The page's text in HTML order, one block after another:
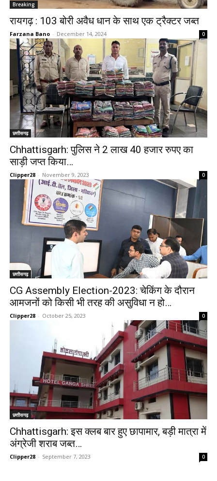
Breaking
रायगढ़ : 103 बोरी अवैध धान के साथ एक ट्रैक्टर जब्त
Farzana Bano - December 14, 2024 0
छत्तीसगढ़
Chhattisgarh: पुलिस ने 2 लाख 40 हजार रुपए का
साड़ी जप्त किया…
Clipper28 - November 9, 2023 0
छत्तीसगढ़
CG Assembly Election-2023: चेकिंग के दौरान
आमजनों को किसी भी तरह की असुविधा न हो…
Clipper28 - October 25, 2023 0
छत्तीसगढ़
Chhattisgarh: इस क्लब बार हुए छापामार, बड़ी मात्रा में
अंग्रेजी शराब जब्त…
Clipper28 - September 7, 2023 0